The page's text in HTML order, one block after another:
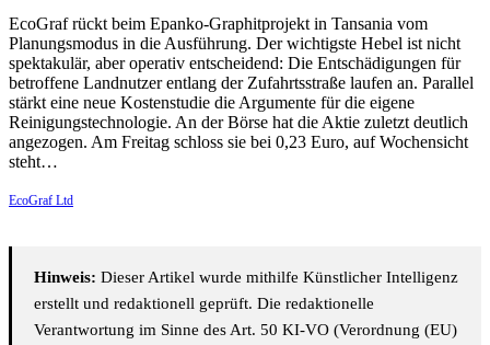
EcoGraf rückt beim Epanko-Graphitprojekt in Tansania vom
Planungsmodus in die Ausführung. Der wichtigste Hebel ist nicht
spektakulär, aber operativ entscheidend: Die Entschädigungen für
betroffene Landnutzer entlang der Zufahrtsstraße laufen an. Parallel
stärkt eine neue Kostenstudie die Argumente für die eigene
Reinigungstechnologie. An der Börse hat die Aktie zuletzt deutlich
angezogen. Am Freitag schloss sie bei 0,23 Euro, auf Wochensicht
steht…
EcoGraf Ltd
Hinweis: Dieser Artikel wurde mithilfe Künstlicher Intelligenz
erstellt und redaktionell geprüft. Die redaktionelle
Verantwortung im Sinne des Art. 50 KI-VO (Verordnung (EU)